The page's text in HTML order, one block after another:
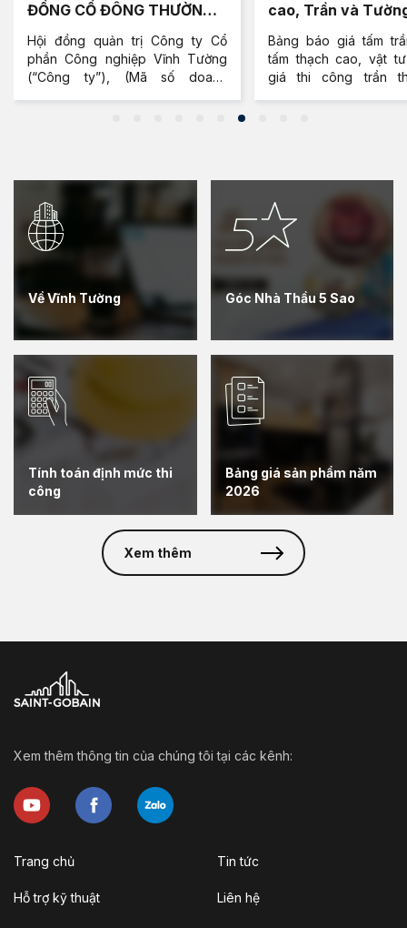
ĐỒNG CỔ ĐÔNG THƯỜNG
NIÊN
Hội đồng quản trị Công ty Cổ
phần Công nghiệp Vĩnh Tường
(“Công ty”), (Mã số doanh
báo và kính mời Quý Cổ đông
đến tham dự cuộc họp Đại hội
đồng cổ đông tại trụ sở công ty.
cao, Trần và
Cao Vĩnh Tường
Bảng báo giá tấm
tấm thạch cao, vật
giá thi công trần
Về Vĩnh Tường Góc Nhà Thầu 5 Sao
Tính toán định mức thi
công
Bảng giá sản phẩm năm
2026
Xem thêm
Xem thêm thông tin của chúng tôi tại các kênh:
Trang chủ
Hỗ trợ kỹ thuật
Tin tức
Liên hệ